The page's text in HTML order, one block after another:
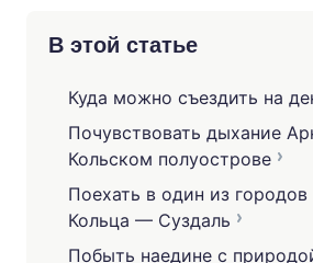
В этой статье
Куда можно съездить на
Почувствовать дыхание
Кольском полуострове
Поехать в один из городов
Кольца — Суздаль
Побыть наедине с